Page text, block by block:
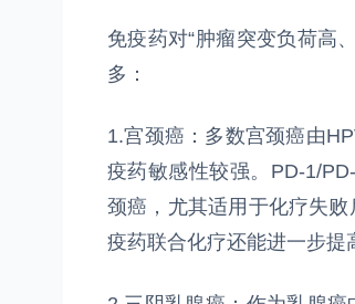
免疫药对“肿瘤突变负荷高
多：
1.宫颈癌：多数宫颈癌由
疫药敏感性较强。PD-1/
颈癌，尤其适用于化疗失
疫药联合化疗还能进一步提